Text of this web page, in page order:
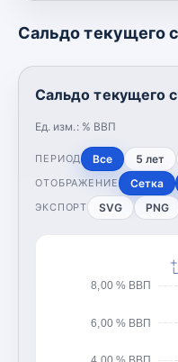
Сальдо текущего
Сальдо текущего
Ед. изм.: % ВВП
ПЕРИОД Все 5 лет
ОТОБРАЖЕНИЕ Сетка
ЭКСПОРТ SVG PNG
6,00 % ВВП
8,00 % ВВП